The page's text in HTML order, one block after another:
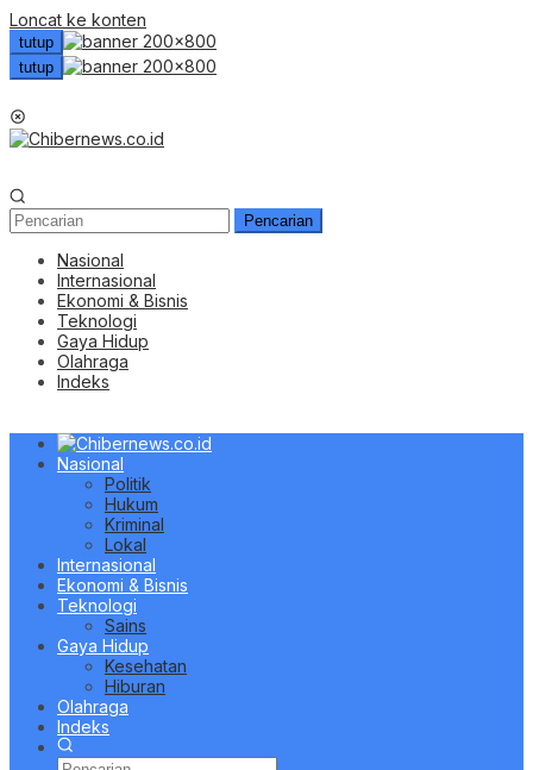
Loncat ke konten
tutup
tutup
Pencarian
Nasional
Internasional
Ekonomi & Bisnis
Teknologi
Gaya Hidup
Olahraga
Indeks
Nasional
Politik
Hukum
Kriminal
Lokal
Internasional
Ekonomi & Bisnis
Teknologi
Sains
Gaya Hidup
Kesehatan
Hiburan
Olahraga
Indeks